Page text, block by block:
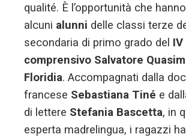
qualité. È l’opportunità che
alcuni alunni delle classi terze
secondaria di primo grado del
comprensivo Salvatore
Floridia. Accompagnati dalla
francese Sebastiana Tiné e
di lettere Stefania Bascetta, in
esperta madrelingua, i ragazzi